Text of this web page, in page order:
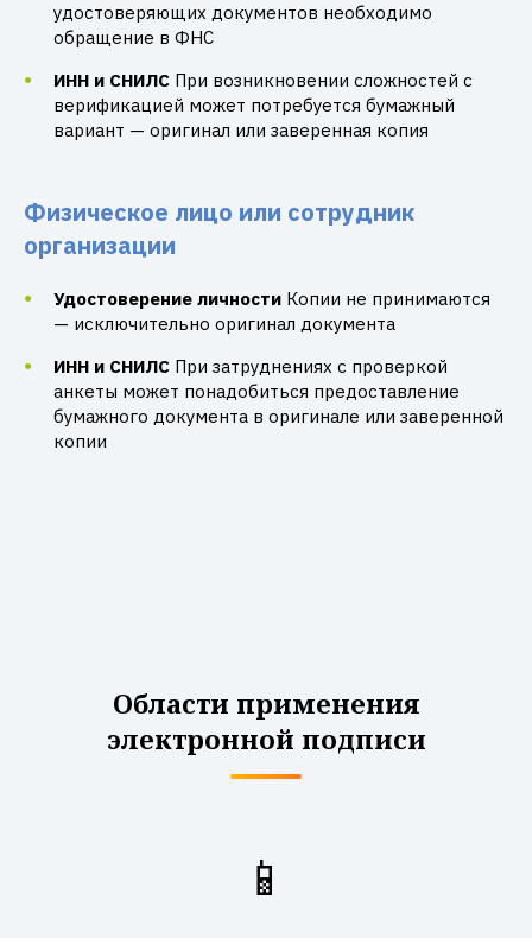
удостоверяющих документов необходимо
обращение в ФНС
ИНН и СНИЛС При возникновении сложностей с
верификацией может потребуется бумажный
вариант — оригинал или заверенная копия
Физическое лицо или сотрудник
организации
Удостоверение личности Копии не принимаются
— исключительно оригинал документа
ИНН и СНИЛС При затруднениях с проверкой
анкеты может понадобиться предоставление
бумажного документа в оригинале или заверенной
копии
Области применения
электронной подписи
📱